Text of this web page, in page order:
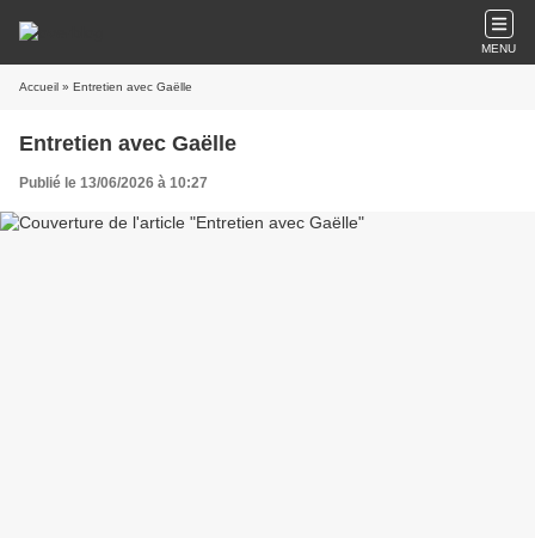
MENU
Accueil » Entretien avec Gaëlle
Entretien avec Gaëlle
Publié le 13/06/2026 à 10:27